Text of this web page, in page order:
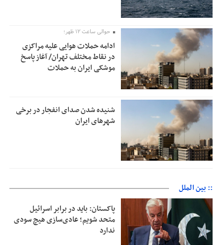
حوالی ساعت ۱۲ ظهر؛
ادامه حملات هوایی علیه مراکزی
در نقاط مختلف تهران/ آغاز پاسخ
موشکی ایران به حملات
شنیده شدن صدای انفجار در برخی
شهرهای ایران
:: بین الملل
پاکستان: باید در برابر اسرائیل
متحد شویم؛ عادی‌سازی هیچ سودی
ندارد